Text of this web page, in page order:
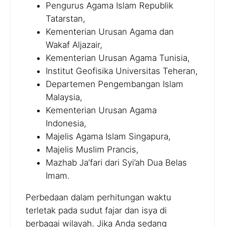
Pengurus Agama Islam Republik
Tatarstan,
Kementerian Urusan Agama dan
Wakaf Aljazair,
Kementerian Urusan Agama Tunisia,
Institut Geofisika Universitas Teheran,
Departemen Pengembangan Islam
Malaysia,
Kementerian Urusan Agama
Indonesia,
Majelis Agama Islam Singapura,
Majelis Muslim Prancis,
Mazhab Ja’fari dari Syi’ah Dua Belas
Imam.
Perbedaan dalam perhitungan waktu
terletak pada sudut fajar dan isya di
berbagai wilayah. Jika Anda sedang